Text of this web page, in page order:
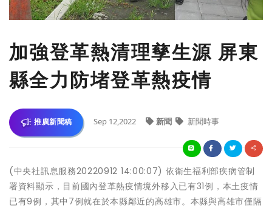
加強登革熱清理孳生源 屏東
縣全力防堵登革熱疫情
推廣新聞稿 Sep 12,2022 新聞 新聞時事
(中央社訊息服務20220912 14:00:07) 依衛生福利部疾病管制
署資料顯示，目前國內登革熱疫情境外移入已有31例，本土疫情
已有9例，其中7例就在於本縣鄰近的高雄市。本縣與高雄市僅隔